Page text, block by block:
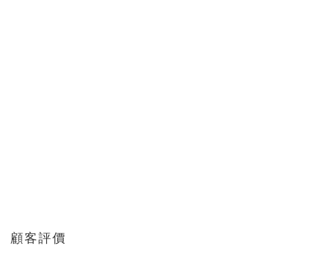
顧客評價